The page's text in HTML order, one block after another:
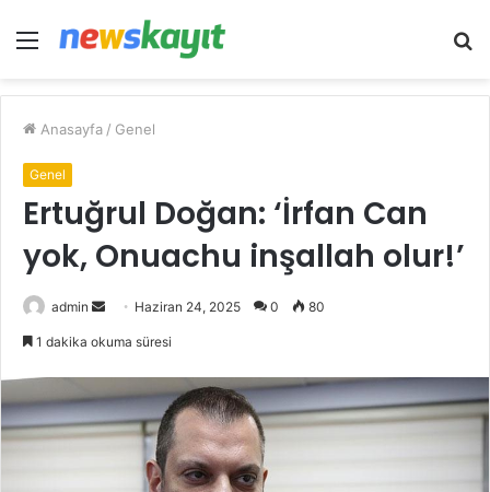
Menü
Anasayfa / Genel
Genel
Ertuğrul Doğan: ‘İrfan Can
yok, Onuachu inşallah olur!’
admin
Bir
Haziran 24, 2025 0 80
1 dakika okuma süresi